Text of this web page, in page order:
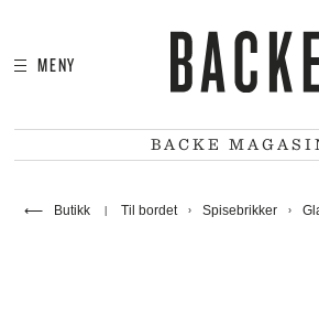
MENY
BACKE
⟵ Butikk Til bordet Spisebrikker